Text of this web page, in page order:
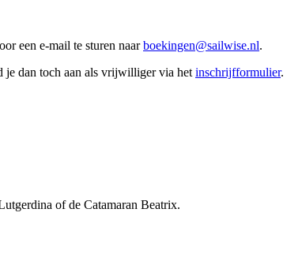
een e-mail te sturen naarboekingen@sailwise.nl.
je dan toch aan als vrijwilliger via het inschrijfformulier.
of de Catamaran Beatrix.